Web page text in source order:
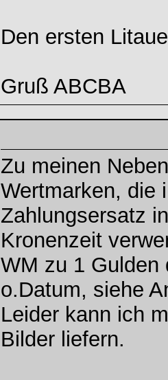
Den ersten
Gruß ABCBA
Zu meinen
Wertmarken, die
Zahlungsersatz
Kronenzeit
WM zu 1 Gulden
o.Datum, siehe
Leider kann ich
Bilder liefern.